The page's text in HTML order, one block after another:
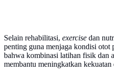
Selain rehabilitasi, exercise dan
penting guna menjaga kondisi otot
bahwa kombinasi latihan fisik dan
membantu meningkatkan kekuatan